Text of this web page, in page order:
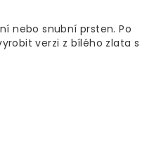
nebo snubní prsten. Po
verzi z bílého zlata s